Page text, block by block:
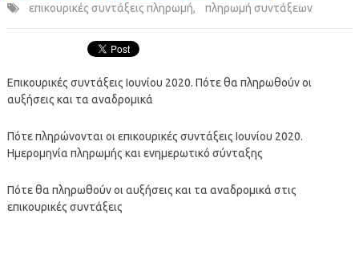
επικουρικές συντάξεις πληρωμή, πληρωμή συντάξεων
Επικουρικές συντάξεις Ιουνίου 2020. Πότε θα πληρωθούν οι
αυξήσεις και τα αναδρομικά
Πότε πληρώνονται οι επικουρικές συντάξεις Ιουνίου 2020.
Ημερομηνία πληρωμής και ενημερωτικό σύνταξης
Πότε θα πληρωθούν οι αυξήσεις και τα αναδρομικά στις
επικουρικές συντάξεις